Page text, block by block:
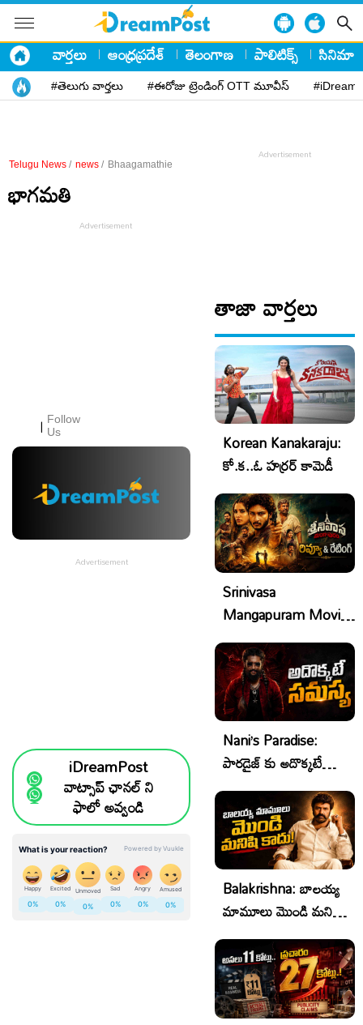
వార్తలు ఆంధ్రప్రదేశ్ తెలంగాణ పాలిటిక్స్ సినిమా
#తెలుగు వార్తలు #ఈరోజు ట్రెండింగ్ OTT మూవీస్
Telugu News / news / Bhaagamathie
భాగ‌మ‌తి
| Follow
Us
iDreamPost
వాట్సాప్ ఛానల్ ని
ఫాలో అవ్వండి
తాజా వార్తలు
Korean Kanakaraju:
కో.క..ఓ హర్రర్ కామెడీ
Srinivasa
Mangapuram Movie
Review:శ్రీనివాస
మంగాపురం రివ్యూ &
రేటింగ్
Nani’s Paradise:
పారడైజ్ కు అదొక్కటే
సమస్య!
Balakrishna: బాలయ్య
మామూలు మొండి మనిషి
కాదు..